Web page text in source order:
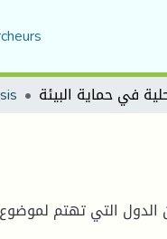
الدول التي تھتم